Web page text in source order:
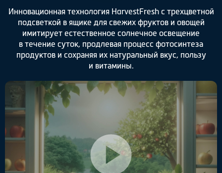
Инновационная технология HarvestFresh с трехцветной
подсветкой в ящике для свежих фруктов и овощей
имитирует естественное солнечное освещение
в течение суток, продлевая процесс фотосинтеза
продуктов и сохраняяих натуральный вкус, пользу
и витамины.